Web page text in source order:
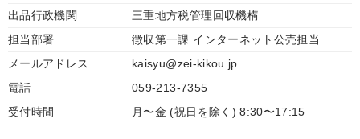
出品行政機関
三重地方税管理回収機構
担当部署
徴収第一課 インターネット公売担当
メールアドレス
kaisyu@zei-kikou.jp
電話
059-213-7355
受付時間
月〜金 (祝日を除く) 8:30〜17:15